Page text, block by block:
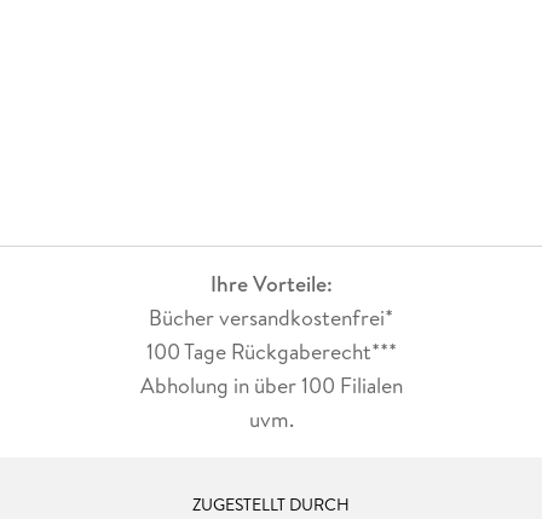
Ihre Vorteile:
Bücher versandkostenfrei*
100 Tage Rückgaberecht***
Abholung in über 100 Filialen
uvm.
ZUGESTELLT DURCH